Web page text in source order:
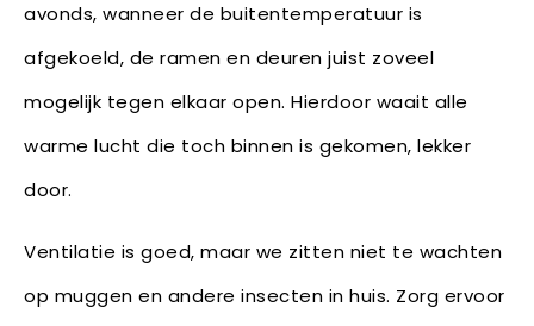
avonds, wanneer de buitentemperatuur is
afgekoeld, de ramen en deuren juist zoveel
mogelijk tegen elkaar open. Hierdoor waait alle
warme lucht die toch binnen is gekomen, lekker
door.
Ventilatie is goed, maar we zitten niet te wachten
op muggen en andere insecten in huis. Zorg ervoor